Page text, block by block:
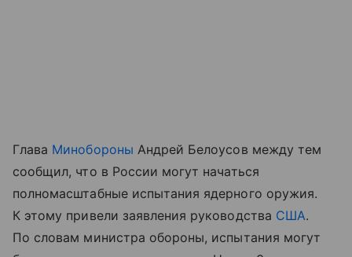
Глава Минобороны Андрей Белоусов между тем
сообщил, что в России могут начаться
полномасштабные испытания ядерного оружия.
К этому привели заявления руководства США.
По словам министра обороны, испытания могут